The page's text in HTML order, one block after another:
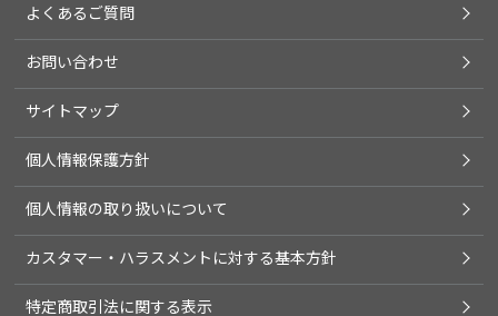
よくあるご質問
お問い合わせ
サイトマップ
個人情報保護方針
個人情報の取り扱いについて
カスタマー・ハラスメントに対する基本方針
特定商取引法に関する表示